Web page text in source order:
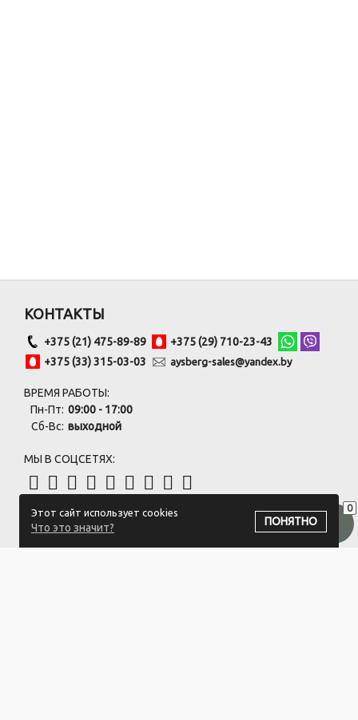
0
Этот сайт использует cookies
Что это значит?
ПОНЯТНО
КОНТАКТЫ
+375 (21) 475-89-89
+375 (29) 710-23-43
+375 (33) 315-03-03
aysberg-sales@yandex.by
ВРЕМЯ РАБОТЫ:
Пн-Пт: 09:00 - 17:00
Сб-Вс: выходной
МЫ В СОЦСЕТЯХ:
ПОДПИСАТЬСЯ НА РАССЫЛКУ